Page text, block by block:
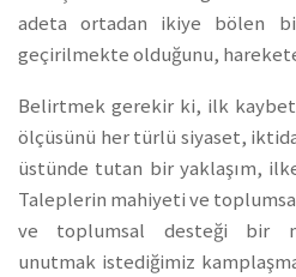
adeta ortadan ikiye bölen
geçirilmekte olduğunu,
Belirtmek gerekir ki, ilk
ölçüsünü her türlü siyaset,
üstünde tutan bir yaklaşım,
Taleplerin mahiyeti ve
ve toplumsal desteği bir
unutmak istediğimiz